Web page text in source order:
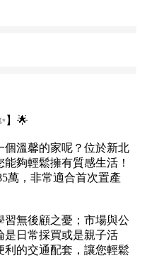
地下室
2樓